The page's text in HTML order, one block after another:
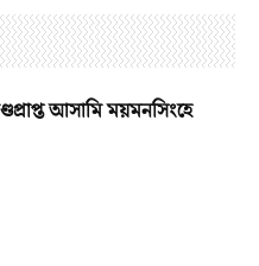
আসামি ময়মনসিংহে